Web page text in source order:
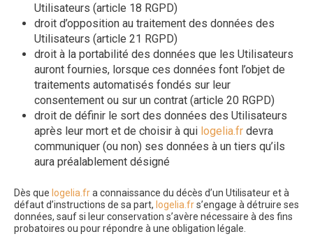
Utilisateurs (article 18 RGPD)
droit d’opposition au traitement des données des
Utilisateurs (article 21 RGPD)
droit à la portabilité des données que les Utilisateurs
auront fournies, lorsque ces données font l’objet de
traitements automatisés fondés sur leur
consentement ou sur un contrat (article 20 RGPD)
droit de définir le sort des données des Utilisateurs
après leur mort et de choisir à qui logelia.frdevra
communiquer (ou non) ses données à un tiers qu’ils
aura préalablement désigné
Dès que logelia.fra connaissance du décès d’un Utilisateur et à
défaut d’instructions de sa part, logelia.frs’engage à détruire ses
données, sauf si leur conservation s’avère nécessaire à des fins
probatoires ou pour répondre à une obligation légale.